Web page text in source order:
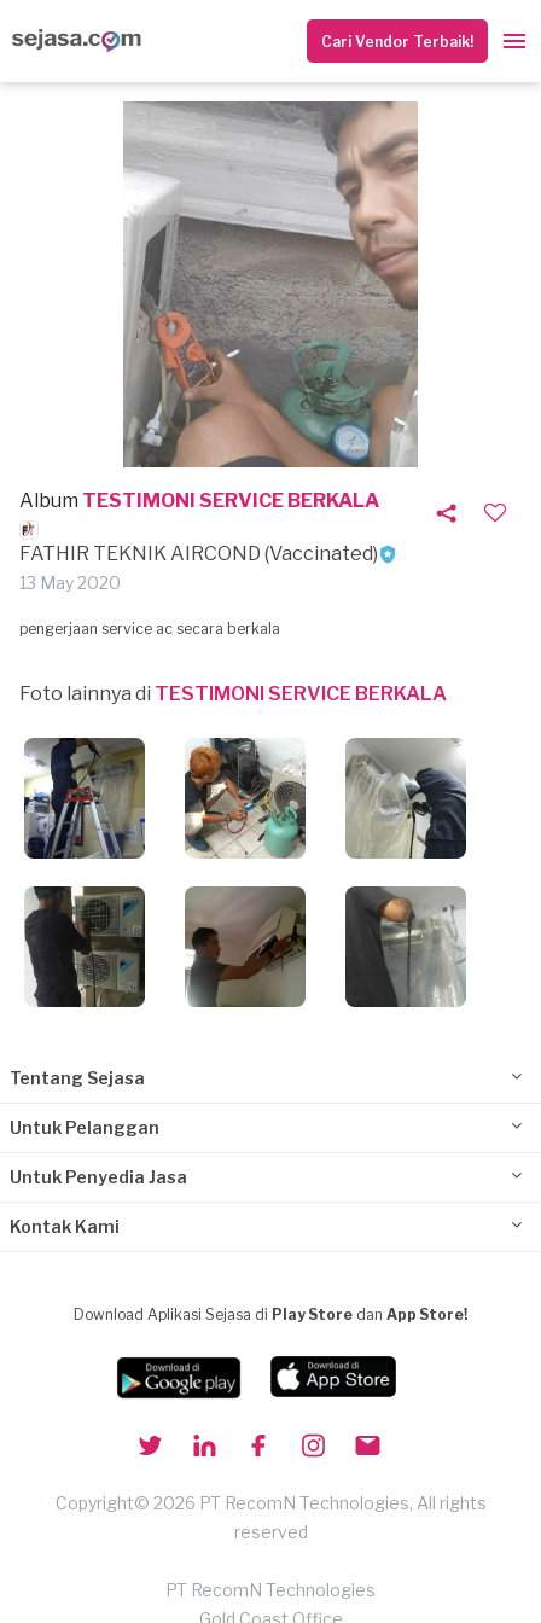
Cari Vendor Terbaik!
Album TESTIMONI SERVICE BERKALA
FATHIR TEKNIK AIRCOND (Vaccinated)
13 May 2020
pengerjaan service ac secara berkala
Foto lainnya di TESTIMONI SERVICE BERKALA
Tentang Sejasa
Untuk Pelanggan
Untuk Penyedia Jasa
Kontak Kami
Download Aplikasi Sejasa di Play Store dan App Store!
Copyright© 2026 PT RecomN Technologies, All rights
reserved
PT RecomN Technologies
Gold Coast Office